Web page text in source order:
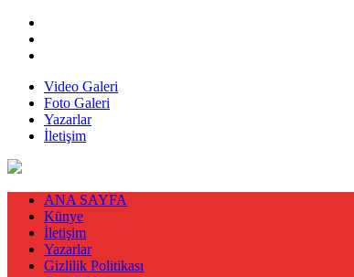
Video Galeri
Foto Galeri
Yazarlar
İletişim
ANA SAYFA
Künye
İletişim
Yazarlar
Gizlilik Politikası